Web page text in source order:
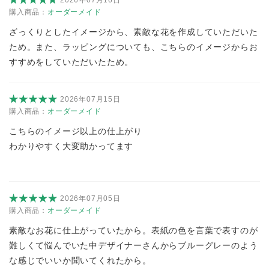
購入商品： オーダーメイド
ざっくりとしたイメージから、素敵な花を作成していただいた
ため。また、ラッピングについても、こちらのイメージからお
すすめをしていただいたため。
2026年07月15日
購入商品： オーダーメイド
こちらのイメージ以上の仕上がり
わかりやすく大変助かってます
2026年07月05日
購入商品： オーダーメイド
素敵なお花に仕上がっていたから。表紙の色を言葉で表すのが
難しくて悩んでいた中デザイナーさんからブルーグレーのよう
な感じでいいか聞いてくれたから。